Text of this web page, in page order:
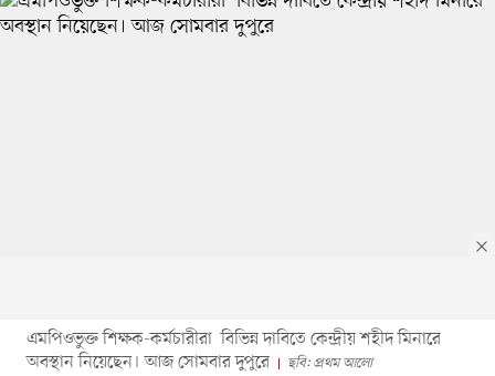
এমপিওভুক্ত শিক্ষক-কর্মচারীরা বিভিন্ন দাবিতে কেন্দ্রীয় শহীদ মিনারে
অবস্থান নিয়েছেন। আজ সোমবার দুপুরে
ছবি: প্রথম আলো